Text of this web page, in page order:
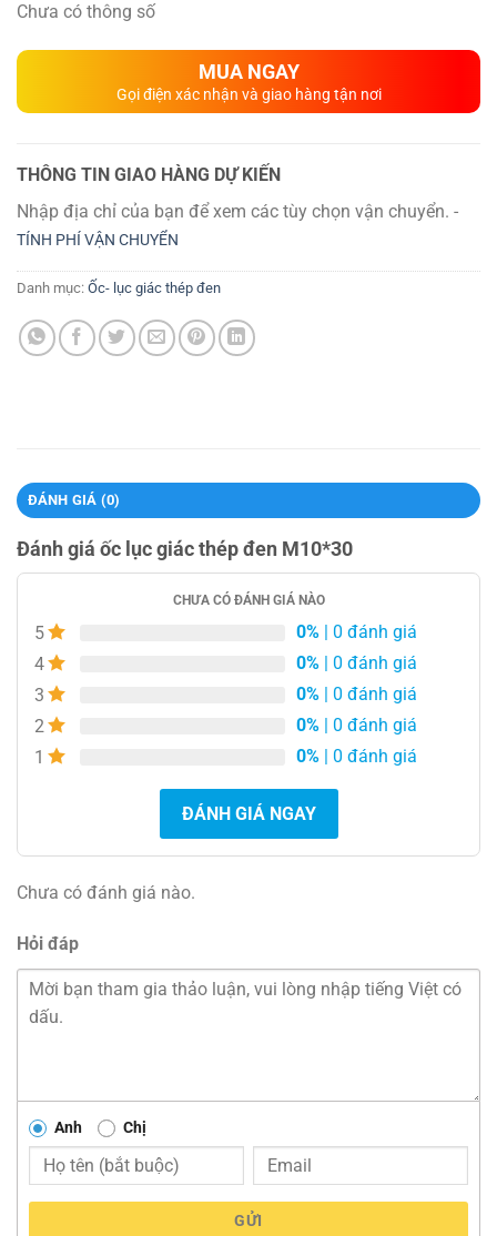
Chưa có thông số
MUA NGAY
Gọi điện xác nhận và giao hàng tận nơi
THÔNG TIN GIAO HÀNG DỰ KIẾN
Nhập địa chỉ của bạn để xem các tùy chọn vận chuyển. -
TÍNH PHÍ VẬN CHUYỂN
Danh mục: Ốc- lục giác thép đen
ĐÁNH GIÁ (0)
Đánh giá ốc lục giác thép đen M10*30
CHƯA CÓ ĐÁNH GIÁ NÀO
5 0% | 0 đánh giá
4
0% | 0 đánh giá
3
0% | 0 đánh giá
2
0% | 0 đánh giá
1
0% | 0 đánh giá
ĐÁNH GIÁ NGAY
Chưa có đánh giá nào.
Hỏi đáp
Anh Chị
GỬI